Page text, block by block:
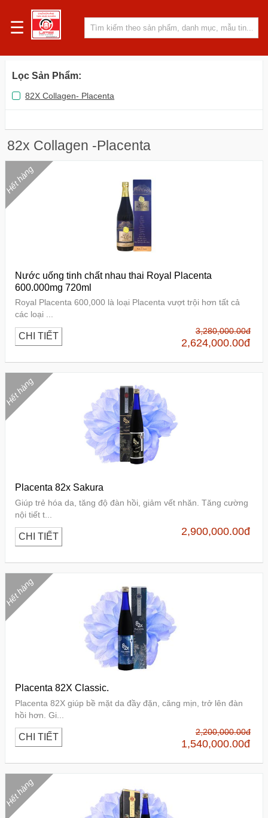
☰
Lọc Sản Phẩm:
82X Collagen- Placenta
82x Collagen -Placenta
Hết hàng
Nước uống tinh chất nhau thai Royal Placenta
600.000mg 720ml
Royal Placenta 600,000 là loại Placenta vượt trội hơn tất cả
các loại ...
CHI TIẾT 3,280,000.00đ
2,624,000.00đ
Hết hàng
Placenta 82x Sakura
Giúp trẻ hóa da, tăng độ đàn hồi, giảm vết nhăn. Tăng cường
nội tiết t...
CHI TIẾT 2,900,000.00đ
Hết hàng
Placenta 82X Classic.
Placenta 82X giúp bề mặt da đầy đặn, căng mịn, trở lên đàn
hồi hơn. Gi...
CHI TIẾT 2,200,000.00đ
1,540,000.00đ
Hết hàng